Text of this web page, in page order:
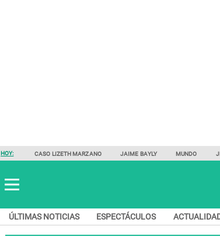
HOY: CASO LIZETH MARZANO JAIME BAYLY MUNDO
ÚLTIMAS NOTICIAS ESPECTÁCULOS